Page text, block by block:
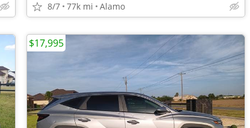
8/7 77k mi Alamo
$17,995